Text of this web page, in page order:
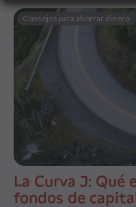
Consejos para ahorrar dinero
La Curva J: Qué
fondos de